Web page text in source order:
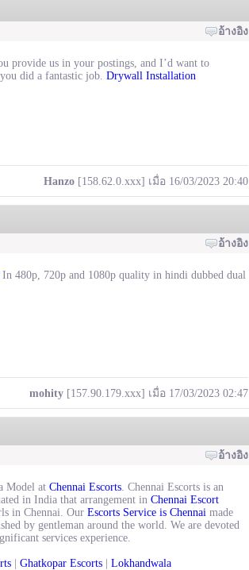
อ้างอิง
provide us in your postings, and I’d want to
did a fantastic job. Drywall Installation
Hanzo [158.62.0.xxx] เมื่อ 16/03/2023 20:40
อ้างอิง
In 480p, 720p and 1080p quality in hindi dubbed dual
mohity [157.90.179.xxx] เมื่อ 17/03/2023 02:47
อ้างอิง
Model at Chennai Escorts. Chennai Escorts is an
in India that arrangement in Chennai Escort
in Chennai. Our Escorts Service is Chennai made
by gentleman around the world. We are devoted
services experience.
Ghatkopar Escorts Lokhandwala